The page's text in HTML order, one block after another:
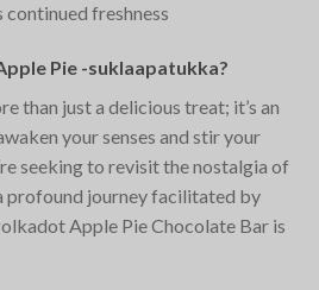
freshness​
Pie -suklaapatukka?
than just a delicious treat; it’s an
your senses and stir your
seeking to revisit the nostalgia of
profound journey facilitated by
Apple Pie Chocolate Bar is